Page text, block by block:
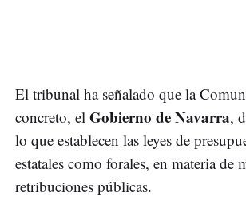
El tribunal ha señalado que la
concreto, el Gobierno de Navarra,
lo que establecen las leyes de
estatales como forales, en materia de
retribuciones públicas.